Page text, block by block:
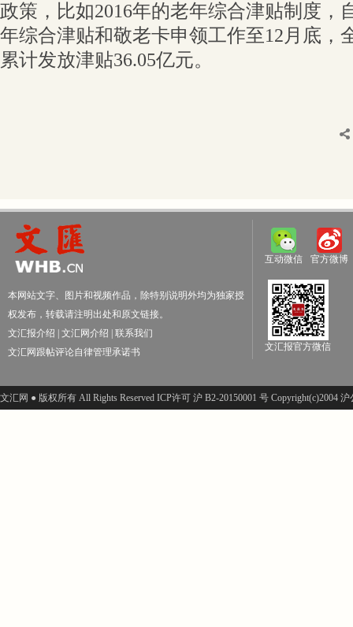
政策，比如2016年的老年综合津贴制度，
年综合津贴和敬老卡申领工作至12月底，
累计发放津贴36.05亿元。
本网站文字、图片和视频作品，除特别说明外均为独家授
权发布，转载请注明出处和原文链接。
文汇报介绍
文汇网介绍
联系我们
文汇网跟帖评论自律管理承诺书
互动微信 官方微博
文汇报官方微信
文汇网 ● 版权所有 All Rights Reserved ICP许可 沪 B2-20150001 号 Copyright(c)2004